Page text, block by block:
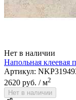
Нет в наличии
Напольная клеевая
Артикул:
2620 руб. / м2
Нет в наличии